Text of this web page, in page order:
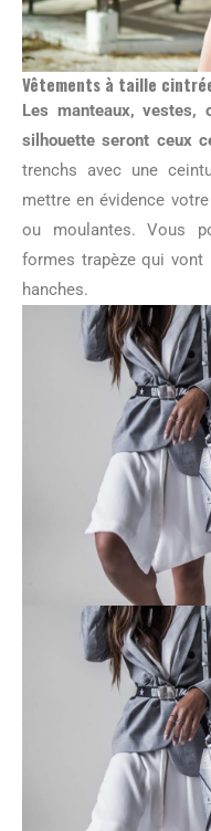
Vêtements à taille
Les manteaux, vestes,
silhouette seront ceux
trenchs avec une
mettre en évidence
ou moulantes. Vous
formes trapèze qui vont
hanches.